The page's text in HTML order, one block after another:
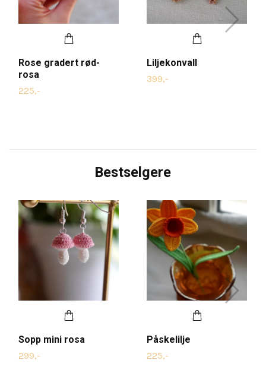
Rose gradert rød-
rosa
225,-
Liljekonvall
399,-
Bestselgere
Sopp mini rosa
299,-
Påskelilje
225,-